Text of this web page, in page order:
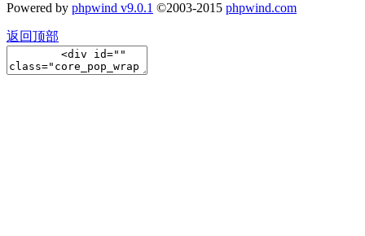
Powered by phpwind v9.0.1 ©2003-2015 phpwind.com
返回顶部